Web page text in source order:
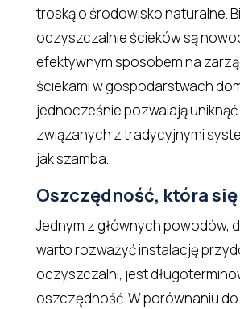
troską o środowisko naturalne.
oczyszczalnie ścieków są
efektywnym sposobem na
ściekami w gospodarstwach
jednocześnie pozwalają
związanych z tradycyjnymi
jak szamba.
Oszczędność, która się
Jednym z głównych powodów,
warto rozważyć instalację
oczyszczalni, jest
oszczędność. W porównaniu